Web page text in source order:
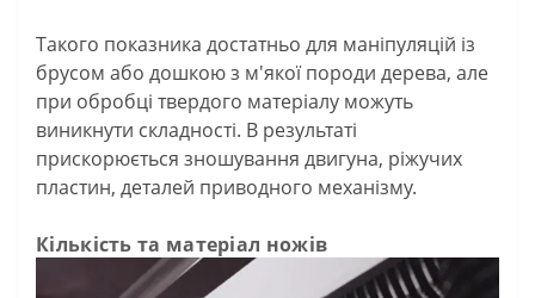
Такого показника достатньо для маніпуляцій із
брусом або дошкою з м'якої породи дерева, але
при обробці твердого матеріалу можуть
виникнути складності. В результаті
прискорюється зношування двигуна, ріжучих
пластин, деталей приводного механізму.
Кількість та матеріал ножів